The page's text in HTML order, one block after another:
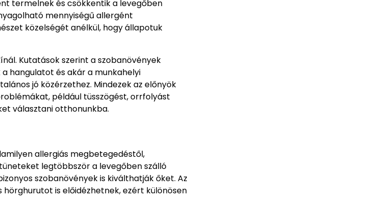
termelnek és csökkentik a levegőben
mennyiségű allergént
közelségét anélkül, hogy állapotuk
Kutatások szerint a szobanövények
hangulatot és akár a munkahelyi
jó közérzethez. Mindezek az előnyök
például tüsszögést, orrfolyást
választani otthonunkba.
allergiás megbetegedéstől,
legtöbbször a levegőben szálló
szobanövények is kiválthatják őket. Az
is előidézhetnek, ezért különösen